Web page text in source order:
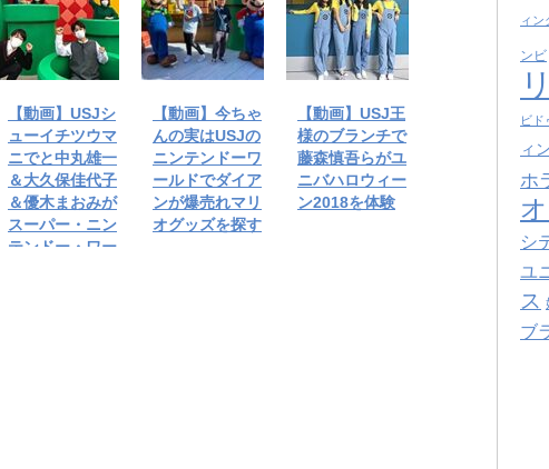
【動画】USJシ
ューイチツウマ
ニでと中丸雄一
＆大久保佳代子
＆優木まおみが
スーパー・ニン
テンドー・ワー
【動画】今ちゃ
んの実はUSJの
ニンテンドーワ
ールドでダイア
ンが爆売れマリ
オグッズを探す
【動画】USJ王
様のブランチで
藤森慎吾らがユ
ニバハロウィー
ン2018を体験
ィン
ンビ
ビド
ィ
ホ
シ
ユ
ス
ブ